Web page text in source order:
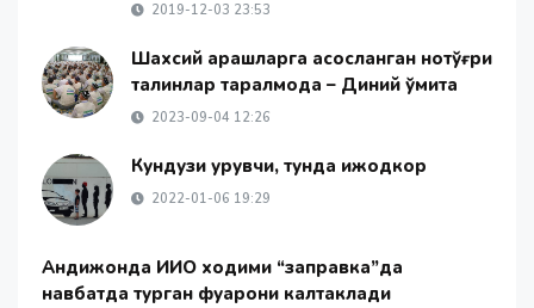
2019-12-03 23:53
Шахсий қарашларга асосланган нотўғри
талқинлар тарқалмоқда – Диний қўмита
2023-09-04 12:26
Кундузи қурувчи, тунда ижодкор
2022-01-06 19:29
Андижонда ИИО ходими “заправка”да
навбатда турган фуқарони калтаклади